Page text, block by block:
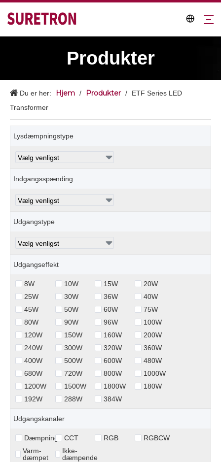
Produkter
Du er her: Hjem / Produkter /
ETF Series LED
Transformer
Lysdæmpningstype
Indgangsspænding
Udgangstype
Udgangseffekt
8W 10W 15W
20W
25W
30W 36W
40W
45W
50W 60W
75W
80W
90W 96W
100W
120W
150W 160W
200W
240W
300W 320W
360W
400W
500W 600W
480W
680W
720W 800W
1000W
1200W
1500W 1800W
180W
192W
288W 384W
Udgangskanaler
Dæmpning CCT RGB
RGBCW
Varm-
dæmpet
Ikke-
dæmpende